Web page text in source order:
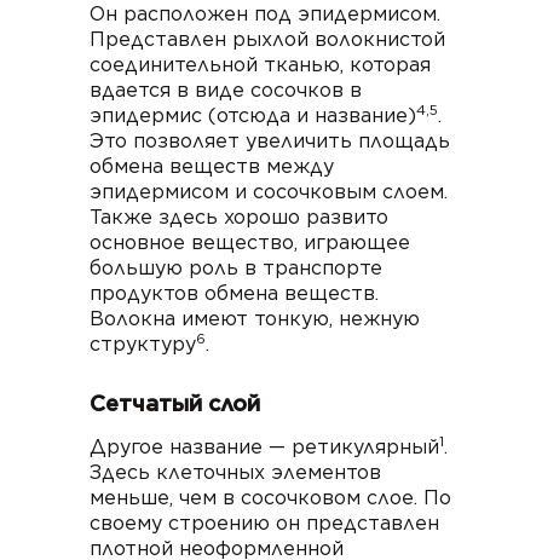
Он расположен под эпидермисом.
Представлен рыхлой волокнистой
соединительной тканью, которая
вдается в виде сосочков в
эпидермис (отсюда и название)4,5.
Это позволяет увеличить площадь
обмена веществ между
эпидермисом и сосочковым слоем.
Также здесь хорошо развито
основное вещество, играющее
большую роль в транспорте
продуктов обмена веществ.
Волокна имеют тонкую, нежную
структуру6.
Сетчатый слой
Другое название — ретикулярный1.
Здесь клеточных элементов
меньше, чем в сосочковом слое. По
своему строению он представлен
плотной неоформленной